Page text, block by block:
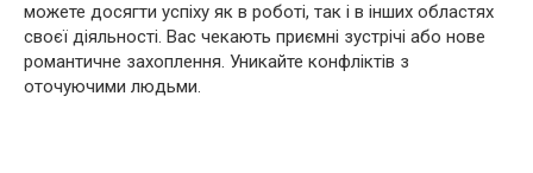
можете досягти успіху як в роботі, так і в інших областях
своєї діяльності. Вас чекають приємні зустрічі або нове
романтичне захоплення. Уникайте конфліктів з
оточуючими людьми.